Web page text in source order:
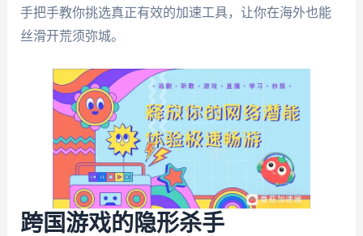
手把手教你挑选真正有效的加速工具，让你在海外也能
丝滑开荒须弥城。
跨国游戏的隐形杀手